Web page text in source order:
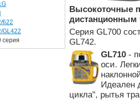
622
GL422
серия
Высокоточные
дистанционным
Серия GL700
GL742.
GL710 -
оси.
Идеален
цикла", рытья